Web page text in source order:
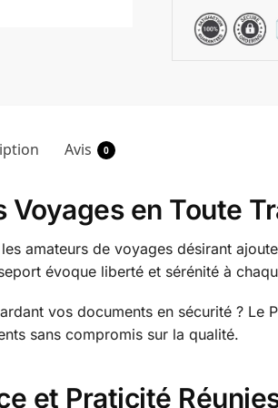
Avis 0
en Toute
amateurs de voyages désirant
évoque liberté et sérénité à
vos documents en sécurité ? Le
sans compromis sur la qualité.
et Praticité